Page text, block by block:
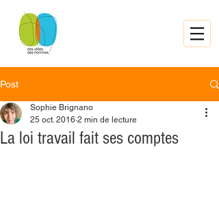
Post
La loi travail fait ses comptes
Sophie Brignano
25 oct. 2016 2 min de lecture